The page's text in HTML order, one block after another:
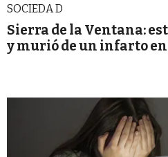
SOCIEDA D
Sierra de la Ventana:
y murió de un infarto